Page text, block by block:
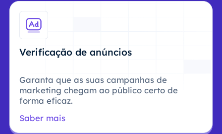
Verificação de anúncios
Garanta que as suas campanhas de
marketing chegam ao público certo de
forma eficaz.
Saber mais